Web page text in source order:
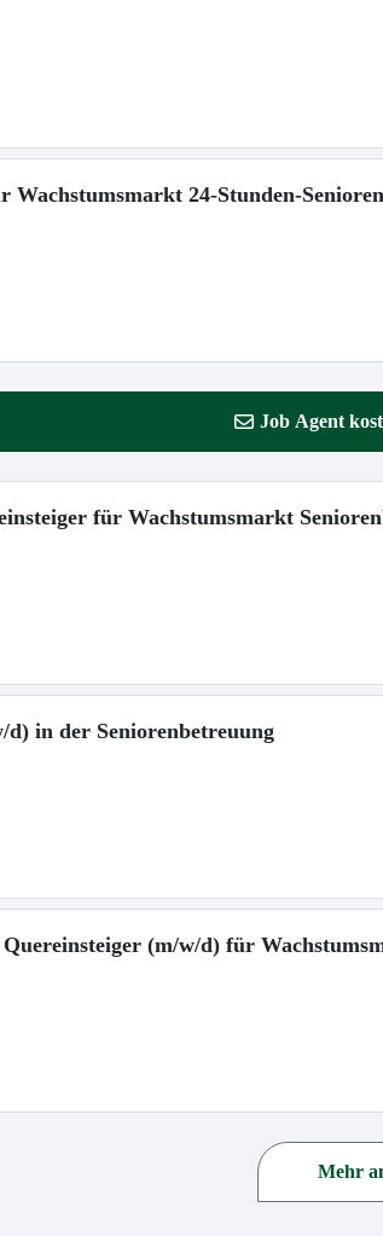
Wachstumsmarkt 24-Stunden-
Job Agent
für Wachstumsmarkt
d) in der Seniorenbetreuung
(m/w/d) für
Mehr